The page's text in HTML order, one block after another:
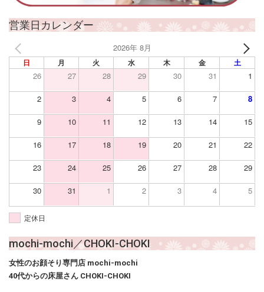
営業日カレンダー
2026年 8月
日 月 火 水 木 金 土
26 27 28 29 30 31 1
2 3 4 5 6 7 8
9 10 11 12 13 14 15
16 17 18 19 20 21 22
23 24 25 26 27 28 29
30 31 1 2 3 4 5
定休日
mochi-mochi／CHOKI-CHOKI
女性のお顔そり専門店 mochi-mochi
40代からの床屋さん CHOKI-CHOKI